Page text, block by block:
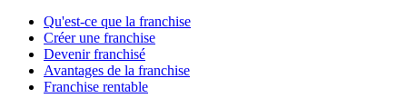
Qu'est-ce que la franchise
Créer une franchise
Devenir franchisé
Avantages de la franchise
Franchise rentable